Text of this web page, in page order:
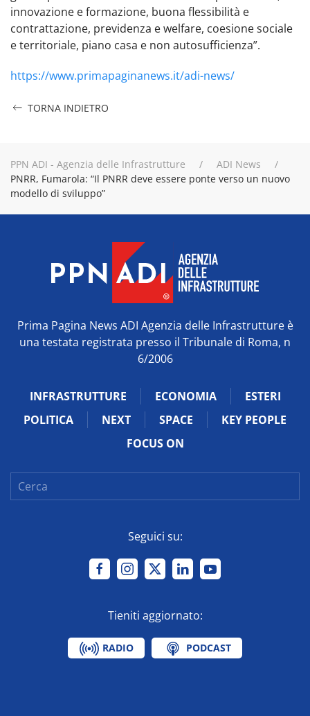
innovazione e formazione, buona flessibilità e
contrattazione, previdenza e welfare, coesione sociale
e territoriale, piano casa e non autosufficienza”.
https://www.primapaginanews.it/adi-news/
TORNA INDIETRO
PPN ADI - Agenzia delle Infrastrutture
ADI News
PNRR, Fumarola: “Il PNRR deve essere ponte verso un nuovo
modello di sviluppo”
Prima Pagina News ADI Agenzia delle Infrastrutture è
una testata registrata presso il Tribunale di Roma, n
6/2006
INFRASTRUTTURE ECONOMIA
ESTERI
POLITICA
NEXT SPACE
KEY PEOPLE
FOCUS ON
Seguici su:
Tieniti aggiornato:
RADIO PODCAST